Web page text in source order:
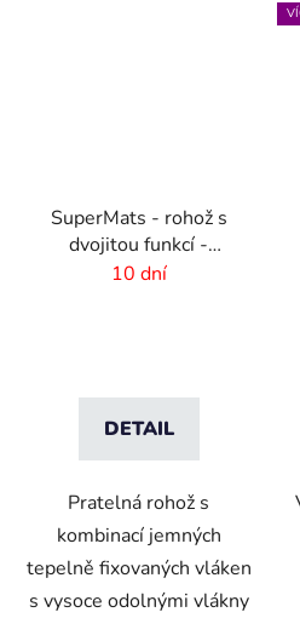
SuperMats - rohož s
dvojitou funkcí -
seškrábání a utření
10 dní
DETAIL
Pratelná rohož s
kombinací jemných
tepelně fixovaných vláken
s vysoce odolnými vlákny